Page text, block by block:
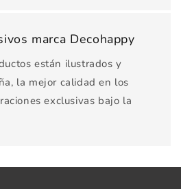
marca Decohappy
están ilustrados y
la mejor calidad en los
exclusivas bajo la